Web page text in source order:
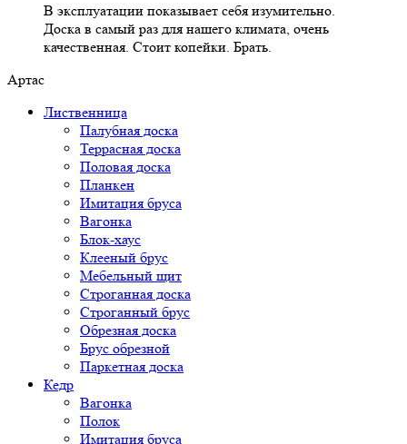
В эксплуатации показывает себя изумительно.
Доска в самый раз для нашего климата, очень
качественная. Стоит копейки. Брать.
Артас
Лиственница
Палубная доска
Террасная доска
Половая доска
Планкен
Имитация бруса
Вагонка
Блок-хаус
Клееный брус
Мебельный щит
Строганная доска
Строганный брус
Обрезная доска
Брус обрезной
Паркетная доска
Кедр
Вагонка
Полок
Имитация бруса